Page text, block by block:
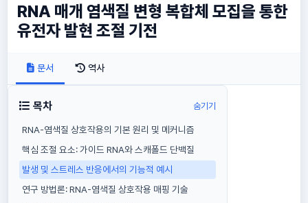
RNA 매개 염색질 변형 복합체 모집을 통한
유전자 발현 조절 기전
문서 역사
목차 숨기기
RNA-염색질 상호작용의 기본 원리 및 메커니즘
핵심 조절 요소: 가이드 RNA와 스캐폴드 단백질
발생 및 스트레스 반응에서의 기능적 예시
연구 방법론: RNA-염색질 상호작용 매핑 기술